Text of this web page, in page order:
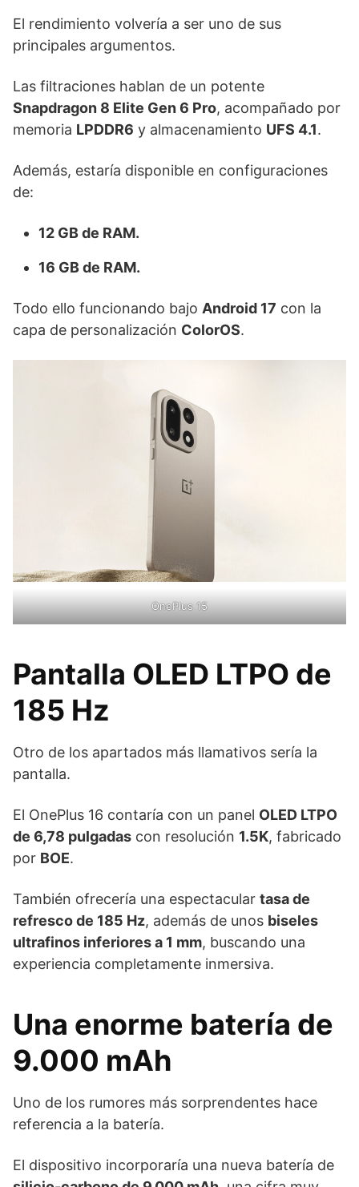
El rendimiento volvería a ser uno de sus
principales argumentos.
Las filtraciones hablan de un potente
Snapdragon 8 Elite Gen 6 Pro, acompañado por
memoria LPDDR6 y almacenamiento UFS 4.1.
Además, estaría disponible en configuraciones
de:
12 GB de RAM.
16 GB de RAM.
Todo ello funcionando bajo Android 17 con la
capa de personalización ColorOS.
OnePlus 15
Pantalla OLED LTPO de
185 Hz
Otro de los apartados más llamativos sería la
pantalla.
El OnePlus 16 contaría con un panel OLED LTPO
de 6,78 pulgadas con resolución 1.5K, fabricado
por BOE.
También ofrecería una espectacular tasa de
refresco de 185 Hz, además de unos biseles
ultrafinos inferiores a 1 mm, buscando una
experiencia completamente inmersiva.
Una enorme batería de
9.000 mAh
Uno de los rumores más sorprendentes hace
referencia a la batería.
El dispositivo incorporaría una nueva batería de